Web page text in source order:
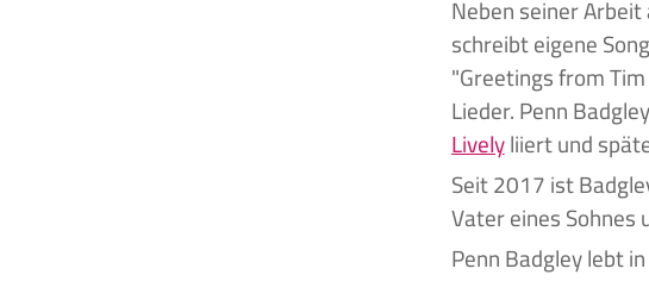
Neben seiner
schreibt eigene
"Greetings from
Lieder. Penn
Livelyliiert und
Seit 2017 ist
Vater eines
Penn Badgley lebt